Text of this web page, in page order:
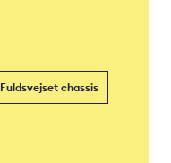
Fuldsvejset chassis